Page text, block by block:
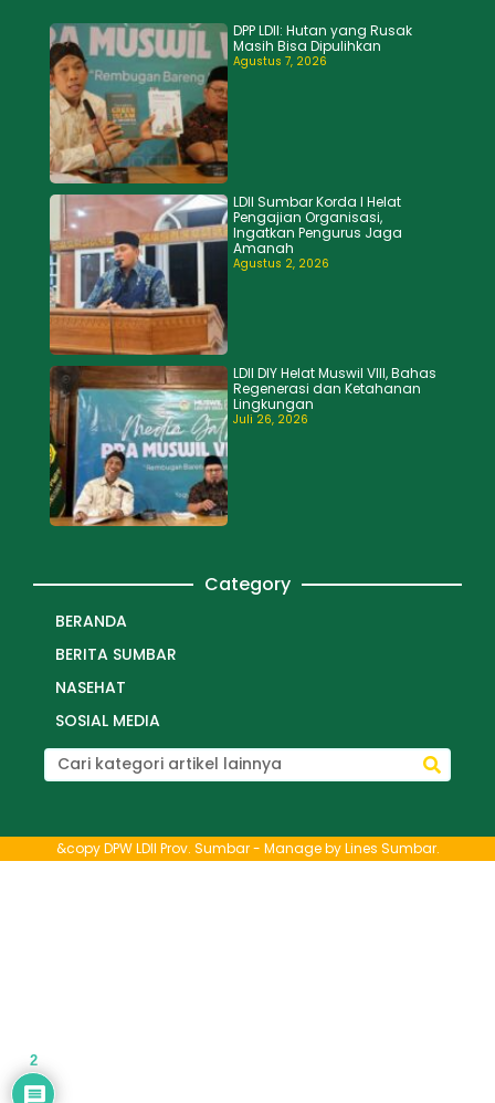
DPP LDII: Hutan yang Rusak
Masih Bisa Dipulihkan
Agustus 7, 2026
LDII Sumbar Korda I Helat
Pengajian Organisasi,
Ingatkan Pengurus Jaga
Amanah
Agustus 2, 2026
LDII DIY Helat Muswil VIII, Bahas
Regenerasi dan Ketahanan
Lingkungan
Juli 26, 2026
Category
BERANDA
BERITA SUMBAR
NASEHAT
SOSIAL MEDIA
&copy DPW LDII Prov. Sumbar - Manage byLines Sumbar.
2